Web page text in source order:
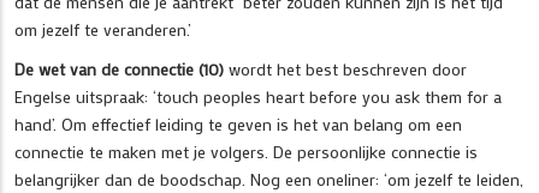
om jezelf te veranderen.’
De wet van de connectie (10) wordt het best beschreven door
Engelse uitspraak: ‘touch peoples heart before you ask them for a
hand’. Om effectief leiding te geven is het van belang om een
connectie te maken met je volgers. De persoonlijke connectie is
belangrijker dan de boodschap. Nog een oneliner: ‘om jezelf te leiden,